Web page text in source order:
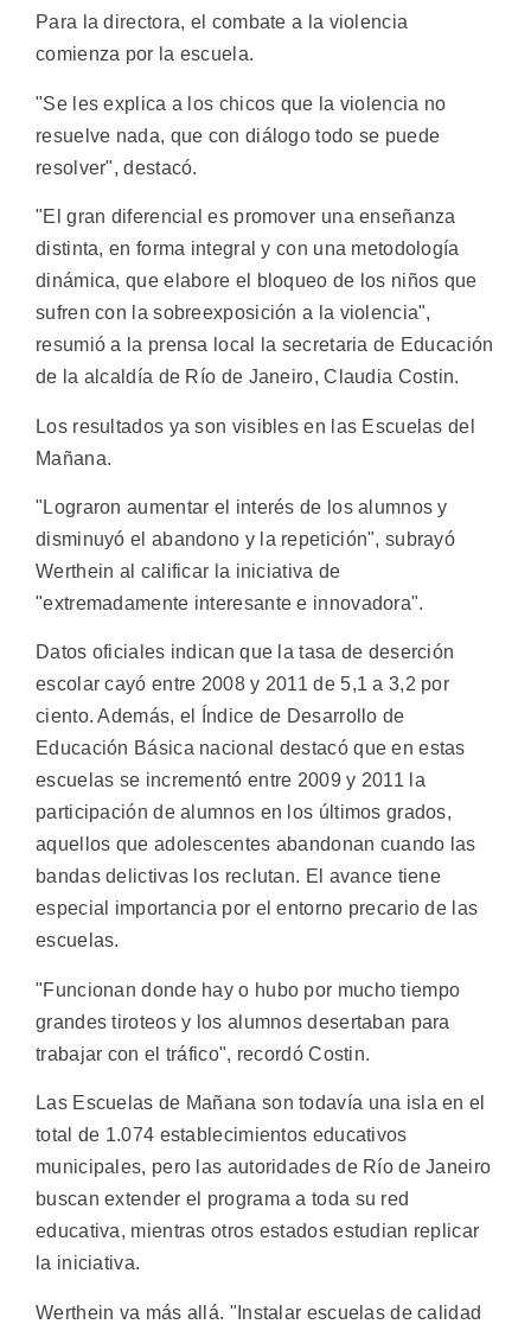
Para la directora, el combate a la violencia
comienza por la escuela.
"Se les explica a los chicos que la violencia no
resuelve nada, que con diálogo todo se puede
resolver", destacó.
"El gran diferencial es promover una enseñanza
distinta, en forma integral y con una metodología
dinámica, que elabore el bloqueo de los niños que
sufren con la sobreexposición a la violencia",
resumió a la prensa local la secretaria de Educación
de la alcaldía de Río de Janeiro, Claudia Costin.
Los resultados ya son visibles en las Escuelas del
Mañana.
"Lograron aumentar el interés de los alumnos y
disminuyó el abandono y la repetición", subrayó
Werthein al calificar la iniciativa de
"extremadamente interesante e innovadora".
Datos oficiales indican que la tasa de deserción
escolar cayó entre 2008 y 2011 de 5,1 a 3,2 por
ciento. Además, el Índice de Desarrollo de
Educación Básica nacional destacó que en estas
escuelas se incrementó entre 2009 y 2011 la
participación de alumnos en los últimos grados,
aquellos que adolescentes abandonan cuando las
bandas delictivas los reclutan. El avance tiene
especial importancia por el entorno precario de las
escuelas.
"Funcionan donde hay o hubo por mucho tiempo
grandes tiroteos y los alumnos desertaban para
trabajar con el tráfico", recordó Costin.
Las Escuelas de Mañana son todavía una isla en el
total de 1.074 establecimientos educativos
municipales, pero las autoridades de Río de Janeiro
buscan extender el programa a toda su red
educativa, mientras otros estados estudian replicar
la iniciativa.
Werthein va más allá. "Instalar escuelas de calidad